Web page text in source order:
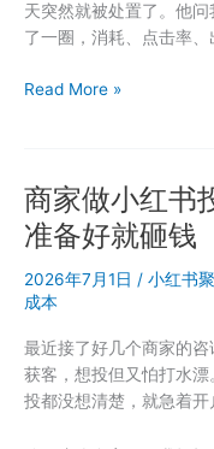
先
检
这
方
天突然就被处置了。他
了一圈，消耗、点击率
投
块
聚
光，
第
二
账
号
被
Read More »
商家做小红书
准备好就砸钱
2026年7月1日 / 小红书
成本
最近接了好几个商家的
获客，想投但又怕打水
投都没想清楚，就急着开